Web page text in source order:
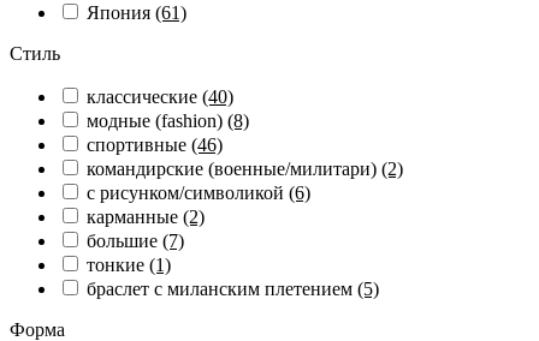
Япония (61)
Стиль
классические (40)
модные (fashion) (8)
спортивные (46)
командирские (военные/милитари) (2)
с рисунком/символикой (6)
карманные (2)
большие (7)
тонкие (1)
браслет с миланским плетением (5)
Форма